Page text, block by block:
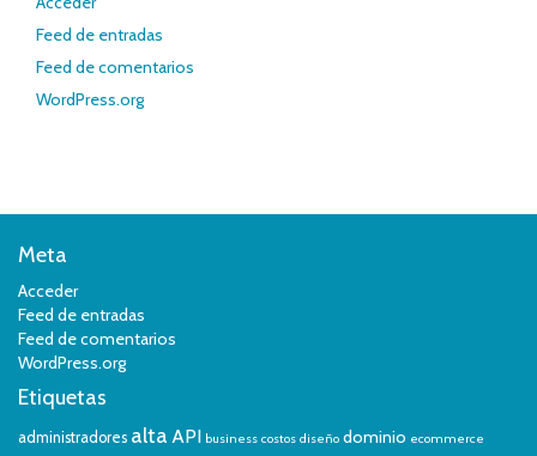
Feed de entradas
Feed de comentarios
WordPress.org
Meta
Acceder
Feed de entradas
Feed de comentarios
WordPress.org
Etiquetas
administradores alta API business costos diseño dominio ecommerce